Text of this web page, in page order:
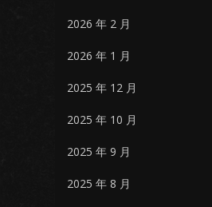
2026 年 2 月
2026 年 1 月
2025 年 12 月
2025 年 10 月
2025 年 9 月
2025 年 8 月